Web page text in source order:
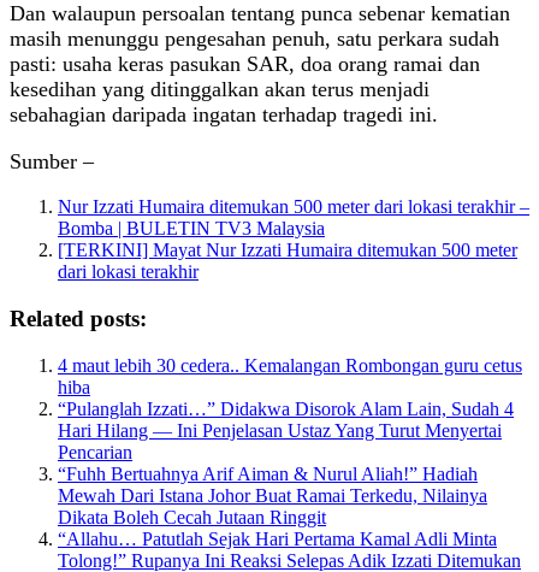
Dan walaupun persoalan tentang punca sebenar kematian
masih menunggu pengesahan penuh, satu perkara sudah
pasti: usaha keras pasukan SAR, doa orang ramai dan
kesedihan yang ditinggalkan akan terus menjadi
sebahagian daripada ingatan terhadap tragedi ini.
Sumber –
Nur Izzati Humaira ditemukan 500 meter dari lokasi terakhir –
Bomba | BULETIN TV3 Malaysia
[TERKINI] Mayat Nur Izzati Humaira ditemukan 500 meter
dari lokasi terakhir
Related posts:
4 maut lebih 30 cedera.. Kemalangan Rombongan guru cetus
hiba
“Pulanglah Izzati…” Didakwa Disorok Alam Lain, Sudah 4
Hari Hilang — Ini Penjelasan Ustaz Yang Turut Menyertai
Pencarian
“Fuhh Bertuahnya Arif Aiman & Nurul Aliah!” Hadiah
Mewah Dari Istana Johor Buat Ramai Terkedu, Nilainya
Dikata Boleh Cecah Jutaan Ringgit
“Allahu… Patutlah Sejak Hari Pertama Kamal Adli Minta
Tolong!” Rupanya Ini Reaksi Selepas Adik Izzati Ditemukan